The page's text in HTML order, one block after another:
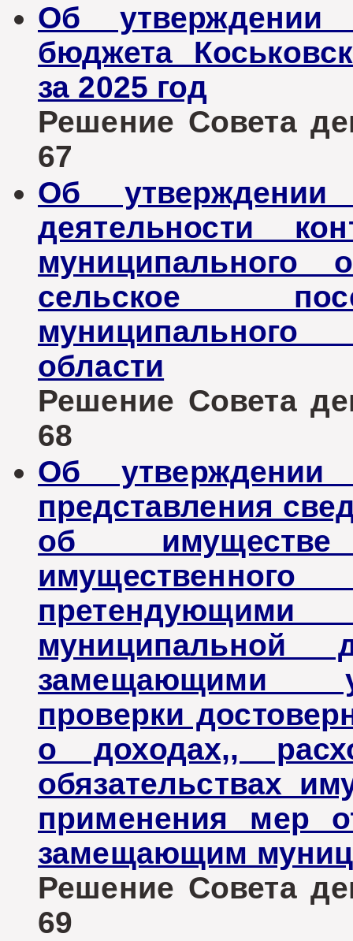
Об утверждении
бюджета
за 2025 год
Решение Совета
67
Об утверждении
деятельности
муниципального
сельское
муниципального
области
Решение Совета
68
Об
представления
об
имущественного
муниципальной
замещающими
проверки
о доходах,,
обязательствах
применения мер
замещающим
Решение Совета
69